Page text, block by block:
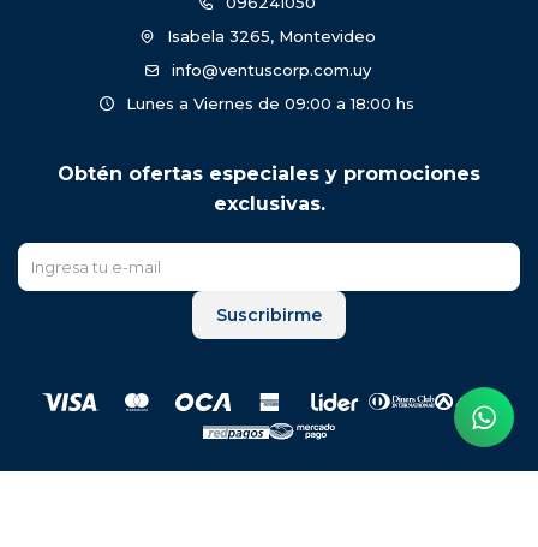
Isabela 3265, Montevideo
info@ventuscorp.com.uy
Lunes a Viernes de 09:00 a 18:00 hs
Obtén ofertas especiales y promociones
exclusivas.
Suscribirme